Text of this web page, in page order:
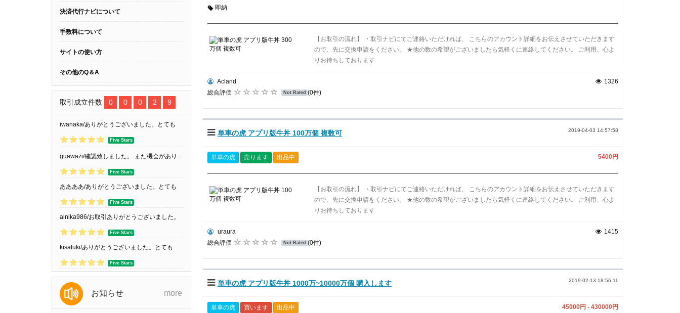
決済代行ナビについて
手数料について
サイトの使い方
その他のQ＆A
取引成立件数 0 0 0 2 9
iwanaka/ありがとうございました。とても
良... Five Stars
guawazi/確認致しました。 また機会があり...
Five Stars
ああああ/ありがとうございました。とても
良... Five Stars
ainika986/お取引ありがとうございました。
Five Stars
kisatuki/ありがとうございました。とても
良... Five Stars
お知らせ more
即納
【お取引の流れ】 ・取引ナビにてご連絡いただければ、 こちらのアカウント詳細をお伝えさせていただきます
ので、先に交換申請をください。 ★他の数の希望がございましたら気軽くに連絡してください。 ご利用、心よ
りお待ちしております
Acland
総合評価
Not Rated (0件)
1326
単車の虎 アプリ版牛丼 100万個 複数可 2019-04-03 14:57:58
単車の虎 売ります 出品中 5400円
【お取引の流れ】 ・取引ナビにてご連絡いただければ、 こちらのアカウント詳細をお伝えさせていただきます
ので、先に交換申請をください。 ★他の数の希望がございましたら気軽くに連絡してください。 ご利用、心よ
りお待ちしております
uraura
総合評価
Not Rated (0件)
1415
単車の虎 アプリ版牛丼 1000万~10000万個 購入します 2019-02-13 18:56:11
単車の虎 買います 出品中 45000円 - 430000円